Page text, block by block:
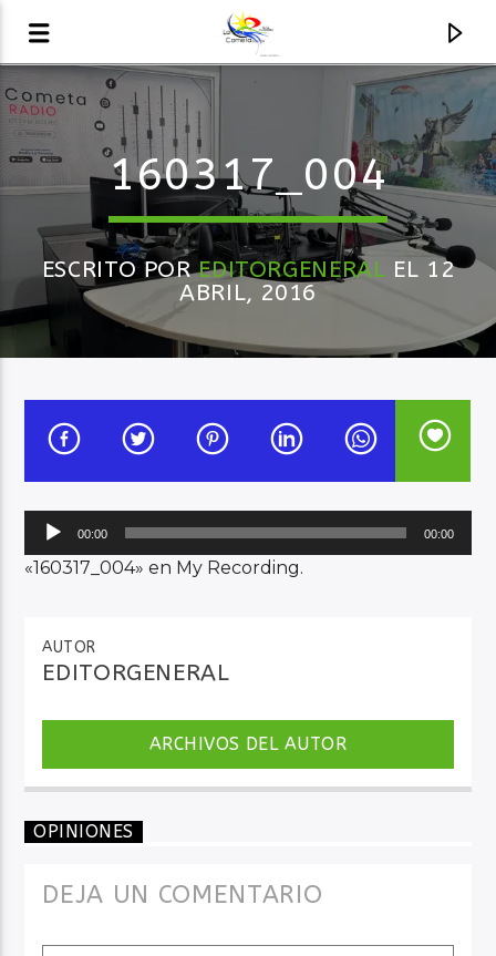
AUDIO EN VIVO
LA COMETA, SEÑALES A CIELO ABIERTO
Audio en Vivo
160317_004
ESCRITO POREDITORGENERAL EL 12
ABRIL, 2016
Reproductor
audio
00:00 00:00
«160317_004» en My Recording.
AUTOR
EDITORGENERAL
ARCHIVOS DEL AUTOR
OPINIONES
DEJA UN COMENTARIO